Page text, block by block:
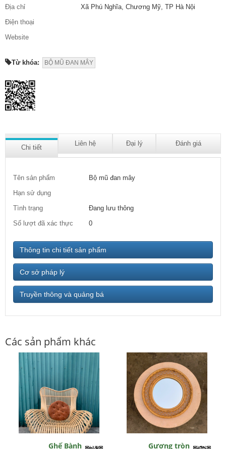
Địa chỉ
Xã Phú Nghĩa, Chương Mỹ, TP Hà Nội
Điện thoại
Website
Từ khóa: BỘ MŨ ĐAN MÂY
Chi tiết
Liên hệ Đại lý Đánh giá
Tên sản phẩm
Bộ mũ đan mây
Hạn sử dụng
Tình trạng
Đang lưu thông
Số lượt đã xác thực
0
Thông tin chi tiết sản phẩm
Cơ sở pháp lý
Truyền thông và quảng bá
Các sản phẩm khác
Ghế Bành
Gương tròn